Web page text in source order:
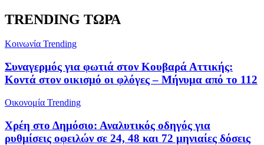
TRENDING ΤΩΡΑ
Κοινωνία Trending
Συναγερμός για φωτιά στον Κουβαρά Αττικής:
Κοντά στον οικισμό οι φλόγες – Μήνυμα από το 112
Oικονομία Trending
Χρέη στο Δημόσιο: Αναλυτικός οδηγός για
ρυθμίσεις οφειλών σε 24, 48 και 72 μηνιαίες δόσεις